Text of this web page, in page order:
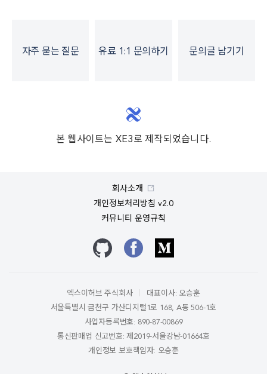
자주 묻는 질문 유료 1:1 문의하기 문의글 남기기
본 웹사이트는 XE3로 제작되었습니다.
회사소개
개인정보처리방침 v2.0
커뮤니티 운영규칙
깃허브 페이스북 미디엄
엑스이허브 주식회사
대표이사: 오승훈
서울특별시 금천구 가산디지털1로 168, A동 506-1호
사업자등록번호: 890-87-00869
통신판매업 신고번호: 제2019-서울강남-01664호
개인정보 보호책임자: 오승훈